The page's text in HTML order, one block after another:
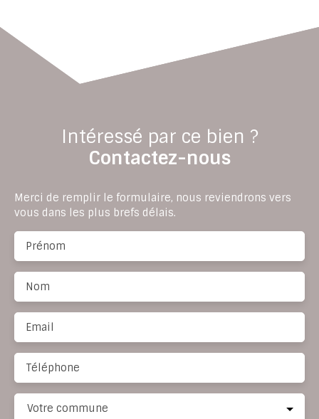
Intéressé par ce bien ?
Contactez-nous
Merci de remplir le formulaire, nous reviendrons vers
vous dans les plus brefs délais.
Prénom
Nom
Email
Téléphone
Votre commune